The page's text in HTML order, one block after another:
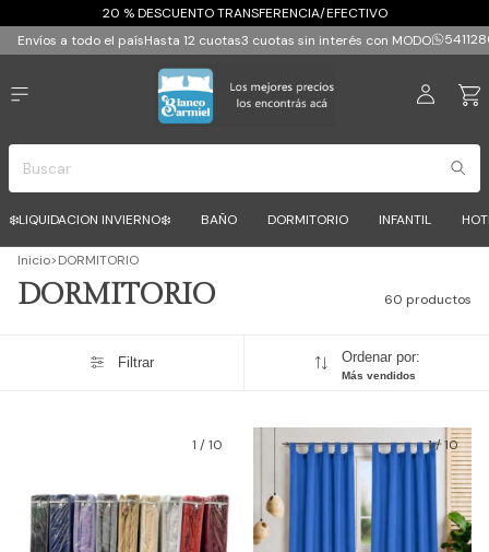
20 % DESCUENTO TRANSFERENCIA/EFECTIVO
Envíos a todo el paísHasta 12 cuotas3 cuotas sin interés con MODO
❄️LIQUIDACION INVIERNO❄️ BAÑO DORMITORIO INFANTIL
Inicio>DORMITORIO
DORMITORIO 60 productos
Filtrar Ordenar por:
Más vendidos
1 /10 1/10